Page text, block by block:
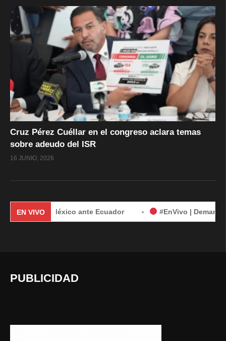
Cruz Pérez Cuéllar en el congreso aclara temas
sobre adeudo del ISR
16 JUNIO, 2026
EN VIVO
de México ante Ecuador #EnVivo | Demanda de
PUBLICIDAD